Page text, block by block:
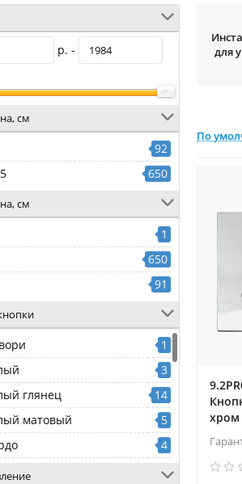
р. -
см
92
650
см
1
650
91
1
3
глянец
14
матовый
5
4
1
для
По
хром